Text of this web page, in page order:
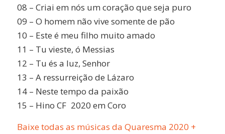
08 – Criai em nós um coração que seja puro
09 – O homem não vive somente de pão
10 – Este é meu filho muito amado
11 – Tu vieste, ó Messias
12 – Tu és a luz, Senhor
13 – A ressurreição de Lázaro
14 – Neste tempo da paixão
15 – Hino CF– 2020 em Coro
Baixe todas as músicas da Quaresma 2020 +